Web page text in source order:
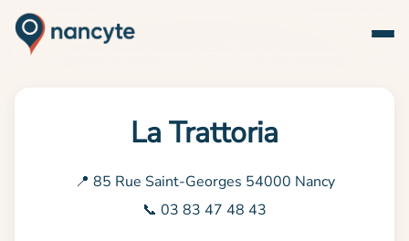
La Trattoria
📍 85 Rue Saint-Georges 54000 Nancy
📞 03 83 47 48 43